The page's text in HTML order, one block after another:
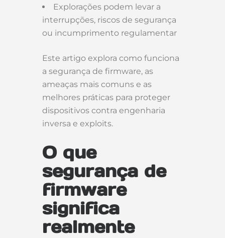
Explorações podem levar a
interrupções, riscos de segurança
ou incumprimento regulamentar
Este artigo explora como funciona
a segurança de firmware, as
ameaças mais comuns e as
melhores práticas para proteger
dispositivos contra engenharia
inversa e exploits.
O que
segurança de
firmware
significa
realmente